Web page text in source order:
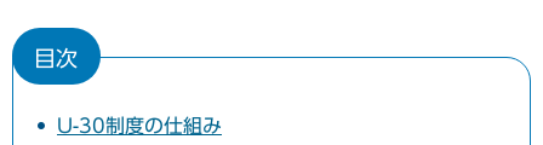
目次
U-30制度の仕組み